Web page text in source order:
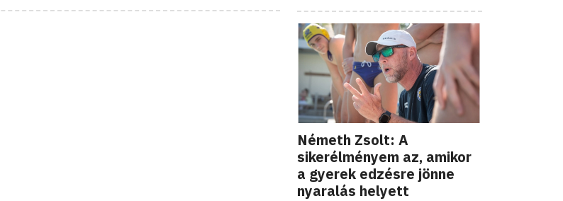
Németh Zsolt: A
sikerélményem az, amikor
a gyerek edzésre jönne
nyaralás helyett